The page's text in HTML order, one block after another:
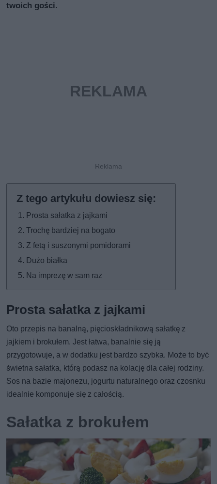
twoich gości.
Prosta sałatka z jajkami
Trochę bardziej na bogato
Z fetą i suszonymi pomidorami
Dużo białka
Na imprezę w sam raz
Prosta sałatka z jajkami
Oto przepis na banalną, pięcioskładnikową sałatkę z
jajkiem i brokułem. Jest łatwa, banalnie się ją
przygotowuje, a w dodatku jest bardzo szybka. Może to być
świetna sałatka, którą podasz na kolację dla całej rodziny.
Sos na bazie majonezu, jogurtu naturalnego oraz czosnku
idealnie komponuje się z całością.
Sałatka z brokułem